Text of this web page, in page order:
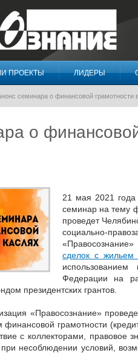
ПРОЕКТЫ ЛИДЕРЫ
семинара о финансовой грамотности
о
21 мая 2021 года
семинар на тему
проведет
социально-
сделок с
использованием
Федерации на
президентских грантов.
«Правосознание»
грамотности
с коллекторами, правовое
несоблюдении условий,